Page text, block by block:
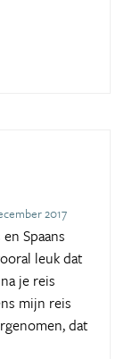
2017
Spaans
leuk dat
je reis
mijn reis
dat